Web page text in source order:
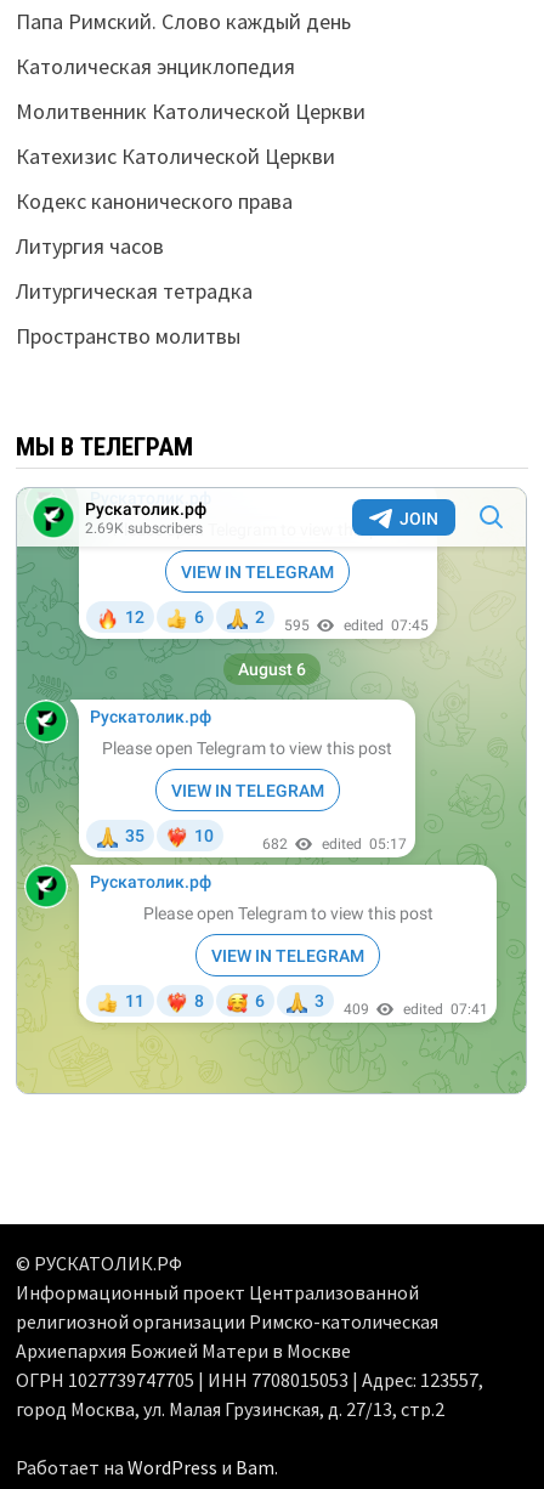
Папа Римский. Слово каждый день
Католическая энциклопедия
Молитвенник Католической Церкви
Катехизис Католической Церкви
Кодекс канонического права
Литургия часов
Литургическая тетрадка
Пространство молитвы
МЫ В ТЕЛЕГРАМ
© РУСКАТОЛИК.РФ
Информационный проект Централизованной
религиозной организации Римско-католическая
Архиепархия Божией Матери в Москве
ОГРН 1027739747705 | ИНН 7708015053 | Адрес: 123557,
город Москва, ул. Малая Грузинская, д. 27/13, стр.2
Работает наWordPress и Bam.